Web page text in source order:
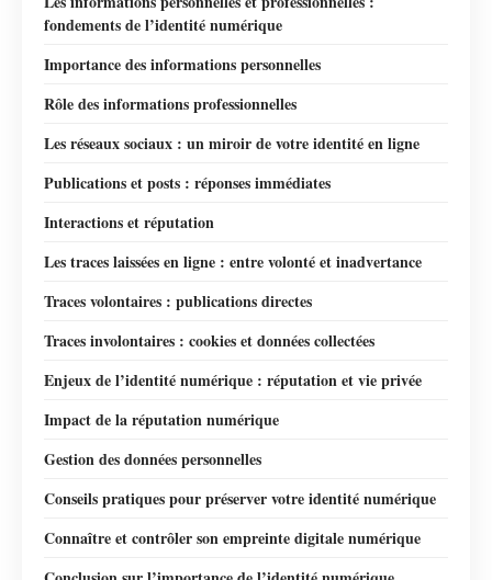
fondements de l’identité numérique
Importance des informations personnelles
Rôle des informations professionnelles
Les réseaux sociaux : un miroir de votre identité en ligne
Publications et posts : réponses immédiates
Interactions et réputation
Les traces laissées en ligne : entre volonté et inadvertance
Traces volontaires : publications directes
Traces involontaires : cookies et données collectées
Enjeux de l’identité numérique : réputation et vie privée
Impact de la réputation numérique
Gestion des données personnelles
Conseils pratiques pour préserver votre identité numérique
Connaître et contrôler son empreinte digitale numérique